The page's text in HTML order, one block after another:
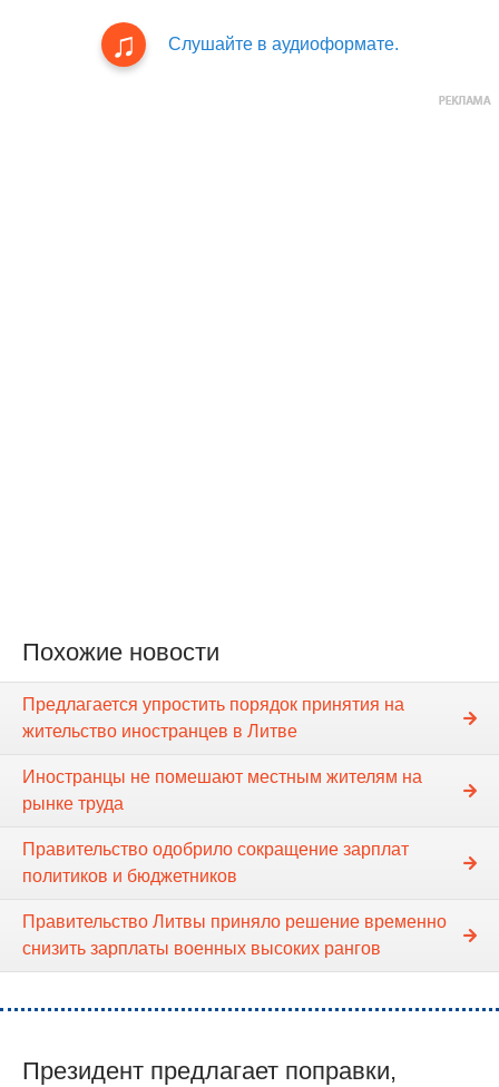
Слушайте в аудиоформате.
Похожие новости
Предлагается упростить порядок принятия на
жительство иностранцев в Литве
Иностранцы не помешают местным жителям на
рынке труда
Правительство одобрило сокращение зарплат
политиков и бюджетников
Правительство Литвы приняло решение временно
снизить зарплаты военных высоких рангов
Президент предлагает поправки,